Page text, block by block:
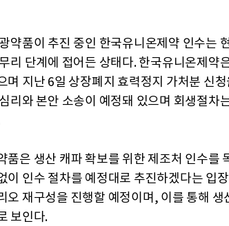
약품이 추진 중인 한국유니온제약 인수는
리 단계에 접어든 상태다. 한국유니온제약
며 지난 6일 상장폐지 효력정지 가처분 신
리와 본안 소송이 예정돼 있으며 회생절차
품은 생산 캐파 확보를 위한 제조처 인수를
이 인수 절차를 예정대로 추진하겠다는 입
오 재구성을 진행할 예정이며, 이를 통해 생
보인다.